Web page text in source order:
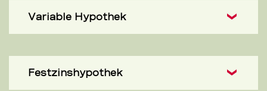
Variable Hypothek
Festzinshypothek